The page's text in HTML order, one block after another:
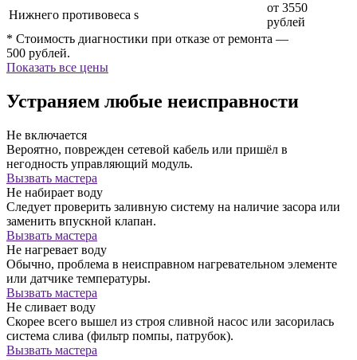
Нижнего противовеса s
от 3550
рублей
* Стоимость диагностики при отказе от ремонта —
500 рублей.
Показать все цены
Устраняем любые неисправности
Не включается
Вероятно, поврежден сетевой кабель или пришёл в
негодность управляющий модуль.
Вызвать мастера
Не набирает воду
Следует проверить заливную систему на наличие засора или
заменить впускной клапан.
Вызвать мастера
Не нагревает воду
Обычно, проблема в неисправном нагревательном элементе
или датчике температуры.
Вызвать мастера
Не сливает воду
Скорее всего вышел из строя сливной насос или засорилась
система слива (фильтр помпы, патрубок).
Вызвать мастера